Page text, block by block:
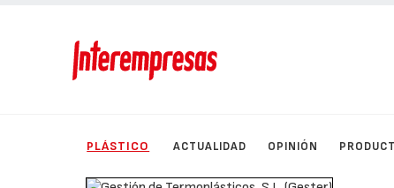
PLÁSTICO ACTUALIDAD OPINIÓN